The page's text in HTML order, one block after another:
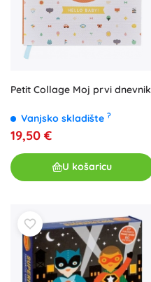
Petit Collage Moj prvi dnevnik
Vanjsko skladište ?
19,50 €
U košaricu